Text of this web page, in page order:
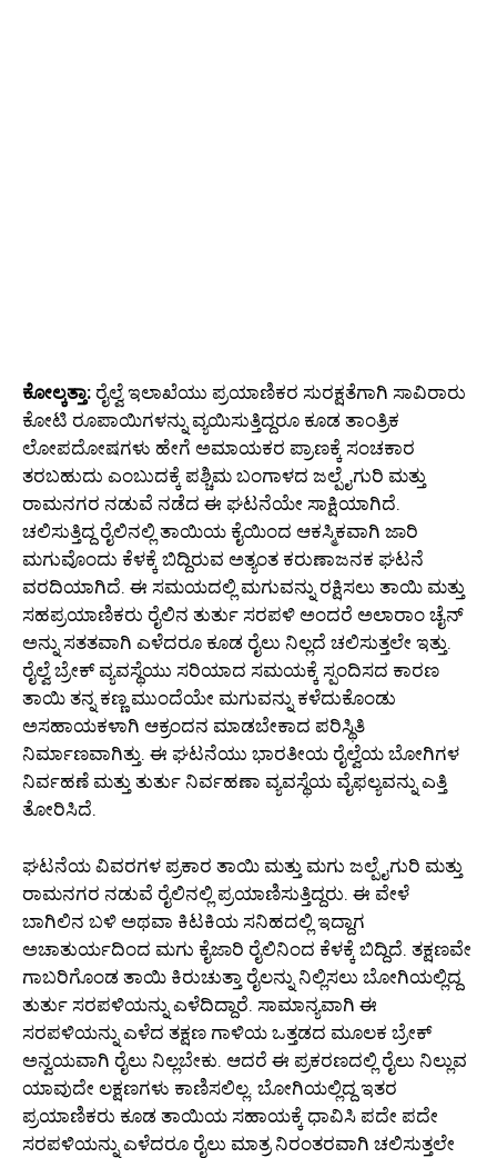
ಕೋಲ್ಕತ್ತಾ: ರೈಲ್ವೆ ಇಲಾಖೆಯು ಪ್ರಯಾಣಿಕರ ಸುರಕ್ಷತೆಗಾಗಿ ಸಾವಿರಾರು
ಕೋಟಿ ರೂಪಾಯಿಗಳನ್ನು ವ್ಯಯಿಸುತ್ತಿದ್ದರೂ ಕೂಡ ತಾಂತ್ರಿಕ
ಲೋಪದೋಷಗಳು ಹೇಗೆ ಅಮಾಯಕರ ಪ್ರಾಣಕ್ಕೆ ಸಂಚಕಾರ
ತರಬಹುದು ಎಂಬುದಕ್ಕೆ ಪಶ್ಚಿಮ ಬಂಗಾಳದ ಜಲ್ಪೈಗುರಿ ಮತ್ತು
ರಾಮನಗರ ನಡುವೆ ನಡೆದ ಈ ಘಟನೆಯೇ ಸಾಕ್ಷಿಯಾಗಿದೆ.
ಚಲಿಸುತ್ತಿದ್ದ ರೈಲಿನಲ್ಲಿ ತಾಯಿಯ ಕೈಯಿಂದ ಆಕಸ್ಮಿಕವಾಗಿ ಜಾರಿ
ಮಗುವೊಂದು ಕೆಳಕ್ಕೆ ಬಿದ್ದಿರುವ ಅತ್ಯಂತ ಕರುಣಾಜನಕ ಘಟನೆ
ವರದಿಯಾಗಿದೆ. ಈ ಸಮಯದಲ್ಲಿ ಮಗುವನ್ನು ರಕ್ಷಿಸಲು ತಾಯಿ ಮತ್ತು
ಸಹಪ್ರಯಾಣಿಕರು ರೈಲಿನ ತುರ್ತು ಸರಪಳಿ ಅಂದರೆ ಅಲಾರಾಂ ಚೈನ್
ಅನ್ನು ಸತತವಾಗಿ ಎಳೆದರೂ ಕೂಡ ರೈಲು ನಿಲ್ಲದೆ ಚಲಿಸುತ್ತಲೇ ಇತ್ತು.
ರೈಲ್ವೆ ಬ್ರೇಕ್ ವ್ಯವಸ್ಥೆಯು ಸರಿಯಾದ ಸಮಯಕ್ಕೆ ಸ್ಪಂದಿಸದ ಕಾರಣ
ತಾಯಿ ತನ್ನ ಕಣ್ಣ ಮುಂದೆಯೇ ಮಗುವನ್ನು ಕಳೆದುಕೊಂಡು
ಅಸಹಾಯಕಳಾಗಿ ಆಕ್ರಂದನ ಮಾಡಬೇಕಾದ ಪರಿಸ್ಥಿತಿ
ನಿರ್ಮಾಣವಾಗಿತ್ತು. ಈ ಘಟನೆಯು ಭಾರತೀಯ ರೈಲ್ವೆಯ ಬೋಗಿಗಳ
ನಿರ್ವಹಣೆ ಮತ್ತು ತುರ್ತು ನಿರ್ವಹಣಾ ವ್ಯವಸ್ಥೆಯ ವೈಫಲ್ಯವನ್ನು ಎತ್ತಿ
ತೋರಿಸಿದೆ.
ಘಟನೆಯ ವಿವರಗಳ ಪ್ರಕಾರ ತಾಯಿ ಮತ್ತು ಮಗು ಜಲ್ಪೈಗುರಿ ಮತ್ತು
ರಾಮನಗರ ನಡುವೆ ರೈಲಿನಲ್ಲಿ ಪ್ರಯಾಣಿಸುತ್ತಿದ್ದರು. ಈ ವೇಳೆ
ಬಾಗಿಲಿನ ಬಳಿ ಅಥವಾ ಕಿಟಕಿಯ ಸನಿಹದಲ್ಲಿ ಇದ್ದಾಗ
ಅಚಾತುರ್ಯದಿಂದ ಮಗು ಕೈಜಾರಿ ರೈಲಿನಿಂದ ಕೆಳಕ್ಕೆ ಬಿದ್ದಿದೆ. ತಕ್ಷಣವೇ
ಗಾಬರಿಗೊಂಡ ತಾಯಿ ಕಿರುಚುತ್ತಾ ರೈಲನ್ನು ನಿಲ್ಲಿಸಲು ಬೋಗಿಯಲ್ಲಿದ್ದ
ತುರ್ತು ಸರಪಳಿಯನ್ನು ಎಳೆದಿದ್ದಾರೆ. ಸಾಮಾನ್ಯವಾಗಿ ಈ
ಸರಪಳಿಯನ್ನು ಎಳೆದ ತಕ್ಷಣ ಗಾಳಿಯ ಒತ್ತಡದ ಮೂಲಕ ಬ್ರೇಕ್
ಅನ್ವಯವಾಗಿ ರೈಲು ನಿಲ್ಲಬೇಕು. ಆದರೆ ಈ ಪ್ರಕರಣದಲ್ಲಿ ರೈಲು ನಿಲ್ಲುವ
ಯಾವುದೇ ಲಕ್ಷಣಗಳು ಕಾಣಿಸಲಿಲ್ಲ. ಬೋಗಿಯಲ್ಲಿದ್ದ ಇತರ
ಪ್ರಯಾಣಿಕರು ಕೂಡ ತಾಯಿಯ ಸಹಾಯಕ್ಕೆ ಧಾವಿಸಿ ಪದೇ ಪದೇ
ಸರಪಳಿಯನ್ನು ಎಳೆದರೂ ರೈಲು ಮಾತ್ರ ನಿರಂತರವಾಗಿ ಚಲಿಸುತ್ತಲೇ